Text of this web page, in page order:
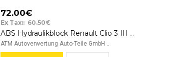
72.00€
Ex Tax:: 60.50€
ABS Hydraulikblock Renault Clio 3 III Bosch 0265800411
ATM Autoverwertung Auto-Teile GmbH ..